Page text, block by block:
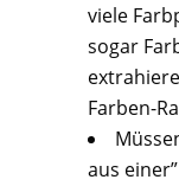
viele
sogar
Farben-
aus